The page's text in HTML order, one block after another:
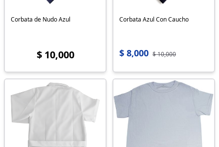
Corbata de Nudo Azul
$ 10,000
Corbata Azul Con Caucho
$ 8,000 $ 10,000